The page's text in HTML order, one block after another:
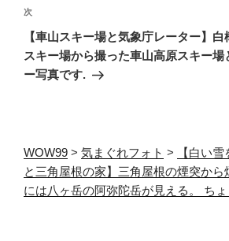
ー
シ
ョ
ン
次
の
投
稿
次
【車山スキー場と気象庁レーター】
スキー場から撮った車山高原スキー
ー写真です.
WOW99 > 気まぐれフォト >
【白い
と三角屋根の家】三角屋根の煙突から
には八ヶ岳の阿弥陀岳が見える。 ちょ